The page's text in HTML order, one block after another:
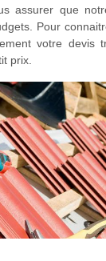
assurer que
Pour
votre devis
prix.